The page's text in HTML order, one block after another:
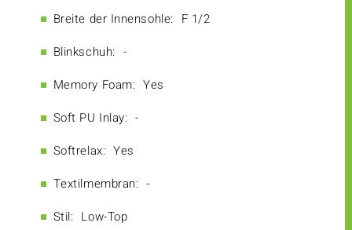
Breite der Innensohle: F 1/2
Blinkschuh: -
Memory Foam: Yes
Soft PU Inlay: -
Softrelax: Yes
Textilmembran: -
Stil: Low-Top